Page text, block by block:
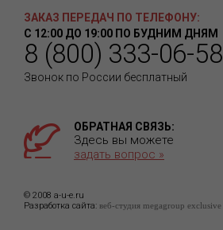
ЗАКАЗ ПЕРЕДАЧ ПО ТЕЛЕФОНУ:
С 12:00 ДО 19:00 ПО БУДНИМ ДНЯМ
8 (800) 333-06-58
Звонок по России бесплатный
ОБРАТНАЯ СВЯЗЬ:
Здесь вы можете
задать вопрос »
© 2008 a-u-e.ru
Разработка сайта: веб-студия megagroup exclusive